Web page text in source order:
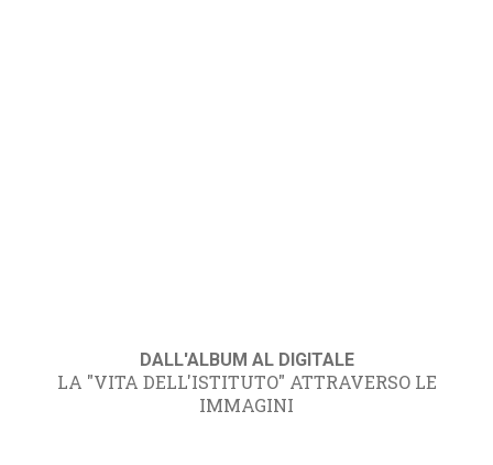
DALL'ALBUM AL DIGITALE
LA "VITA DELL'ISTITUTO" ATTRAVERSO LE
IMMAGINI